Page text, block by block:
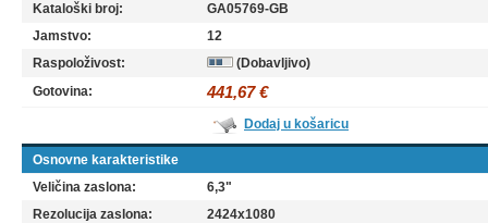
Kataloški broj:
GA05769-GB
Jamstvo:
12
Raspoloživost:
(Dobavljivo)
Gotovina:
441,67 €
Dodaj u košaricu
Osnovne karakteristike
Veličina zaslona:
6,3"
Rezolucija zaslona:
2424x1080